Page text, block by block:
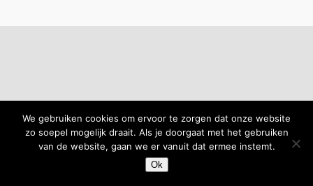
We gebruiken cookies om ervoor te zorgen dat onze website
zo soepel mogelijk draait. Als je doorgaat met het gebruiken
van de website, gaan we er vanuit dat ermee instemt.
Ok